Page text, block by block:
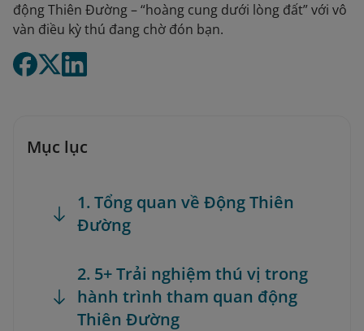
động Thiên Đường – “hoàng cung dưới lòng đất” với vô
vàn điều kỳ thú đang chờ đón bạn.
Mục lục
1. Tổng quan về Động Thiên
Đường
2. 5+ Trải nghiệm thú vị trong
hành trình tham quan động
Thiên Đường